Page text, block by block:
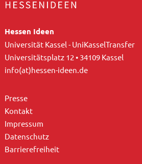
Hessen Ideen
Universität Kassel - UniKasselTransfer
Universitätsplatz 12 • 34109 Kassel
info(at)hessen-ideen.de
Presse
Kontakt
Impressum
Datenschutz
Barrierefreiheit